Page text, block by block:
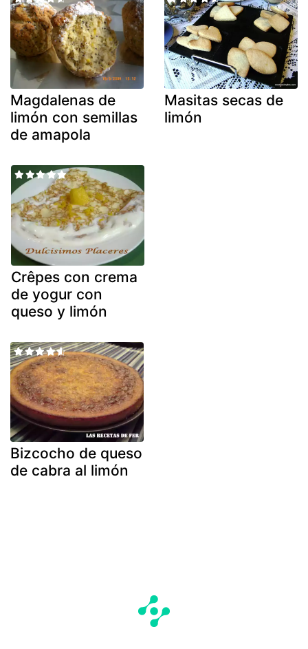
Magdalenas de
limón con semillas
de amapola
Masitas secas de
limón
Crêpes con crema
de yogur con
queso y limón
Bizcocho de queso
de cabra al limón